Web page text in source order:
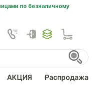
по безналичному
АКЦИЯ Распродажа